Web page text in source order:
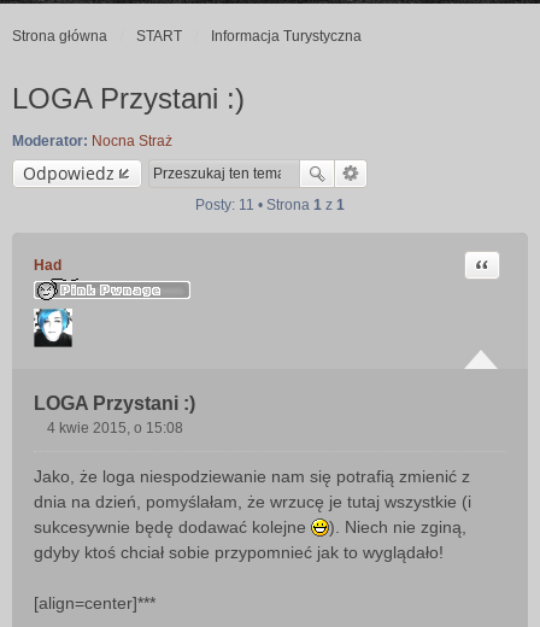
Strona główna START Informacja Turystyczna
LOGA Przystani :)
Moderator: Nocna Straż
Odpowiedz
Posty: 11 • Strona 1 z 1
Had
LOGA Przystani :)
Cytuj
s
t
4 kwie 2015, o 15:08
Jako, że loga niespodziewanie nam się potrafią zmienić z
dnia na dzień, pomyślałam, że wrzucę je tutaj wszystkie (i
sukcesywnie będę dodawać kolejne
). Niech nie zginą,
gdyby ktoś chciał sobie przypomnieć jak to wyglądało!
[align=center]***